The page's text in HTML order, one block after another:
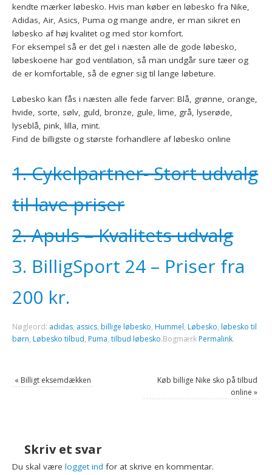
kendte mærker løbesko. Hvis man køber en løbesko fra Nike,
Adidas, Air, Asics, Puma og mange andre, er man sikret en
løbesko af høj kvalitet og med stor komfort.
For eksempel så er det gel i næsten alle de gode løbesko,
løbeskoene har god ventilation, så man undgår sure tæer og
de er komfortable, så de egner sig til lange løbeture.
Løbesko kan fås i næsten alle fede farver: Blå, grønne, orange,
hvide, sorte, sølv, guld, bronze, gule, lime, grå, lyserøde,
lyseblå, pink, lilla, mint.
Find de billigste og største forhandlere af løbesko online
1. Cykelpartner- Stort udvalg
til lave priser
2. Apuls – Kvalitets udvalg
3. BilligSport 24 – Priser fra
200 kr.
Nøgleord: adidas, assics, billige løbesko, Hummel, Løbesko, løbesko til
børn, Løbesko tilbud, Puma,tilbud løbesko.Bogmærk Permalink.
« Billigt eksemdækken
Køb billige Nike sko på tilbud
online »
Skriv et svar
Du skal værelogget ind for at skrive en kommentar.